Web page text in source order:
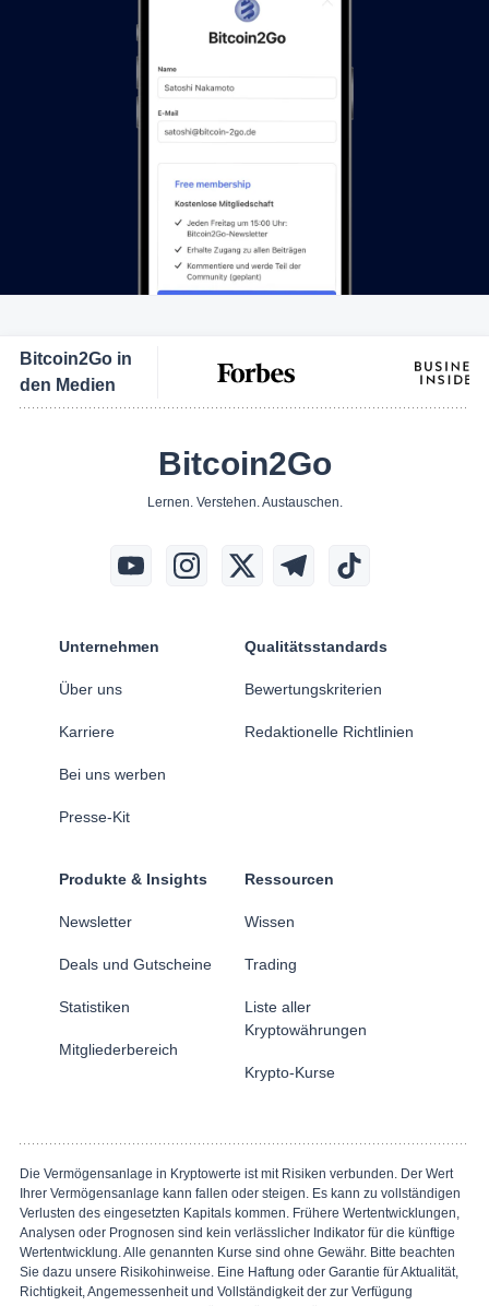
Bitcoin2Go in
den Medien
Bitcoin2Go
Lernen. Verstehen. Austauschen.
Unternehmen
Über uns
Karriere
Bei uns werben
Presse-Kit
Qualitätsstandards
Bewertungskriterien
Redaktionelle Richtlinien
Produkte & Insights
Newsletter
Deals und Gutscheine
Statistiken
Mitgliederbereich
Ressourcen
Wissen
Trading
Liste aller
Kryptowährungen
Krypto-Kurse
Die Vermögensanlage in Kryptowerte ist mit Risiken verbunden. Der Wert
Ihrer Vermögensanlage kann fallen oder steigen. Es kann zu vollständigen
Verlusten des eingesetzten Kapitals kommen. Frühere Wertentwicklungen,
Analysen oder Prognosen sind kein verlässlicher Indikator für die künftige
Wertentwicklung. Alle genannten Kurse sind ohne Gewähr. Bitte beachten
Sie dazu unsere Risikohinweise. Eine Haftung oder Garantie für Aktualität,
Richtigkeit, Angemessenheit und Vollständigkeit der zur Verfügung